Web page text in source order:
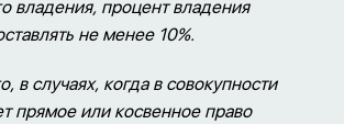
владения, процент владения
не менее 10%.
в случаях, когда в совокупности
прямое или косвенное право